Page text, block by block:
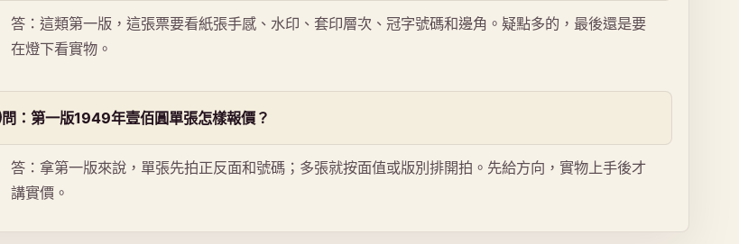
答：這類第一版，這張票要看紙張手感、水印、套印層次、冠字號碼和邊角。疑點多的，最後還是要
在燈下看實物。
問：第一版1949年壹佰圓單張怎樣報價？
答：拿第一版來說，單張先拍正反面和號碼；多張就按面值或版別排開拍。先給方向，實物上手後才
講實價。